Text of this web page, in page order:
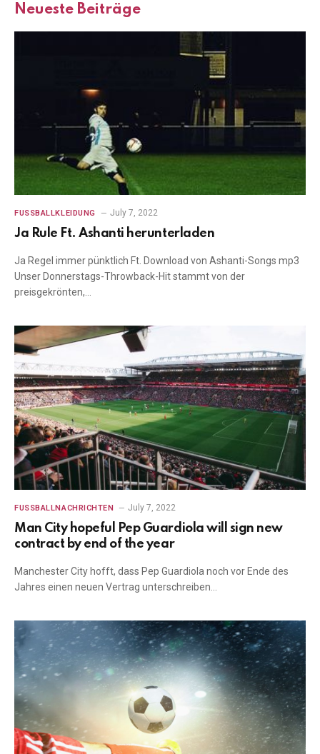
Neueste Beiträge
FUSSBALLKLEIDUNG July 7, 2022
Ja Rule Ft. Ashanti herunterladen
Ja Regel immer pünktlich Ft. Download von Ashanti-Songs mp3
Unser Donnerstags-Throwback-Hit stammt von der
preisgekrönten,…
FUSSBALLNACHRICHTEN July 7, 2022
Man City hopeful Pep Guardiola will sign new
contract by end of the year
Manchester City hofft, dass Pep Guardiola noch vor Ende des
Jahres einen neuen Vertrag unterschreiben…